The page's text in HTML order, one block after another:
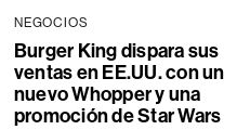
NEGOCIOS
Burger King dispara sus
ventas en EE.UU. con un
nuevo Whopper y una
promoción de Star Wars